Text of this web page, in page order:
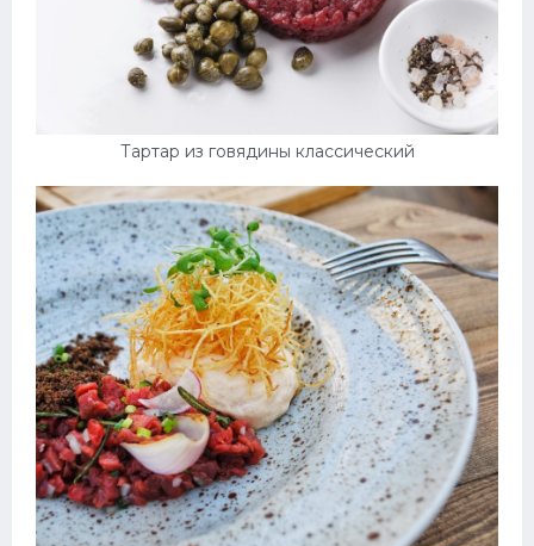
Тартар из говядины классический